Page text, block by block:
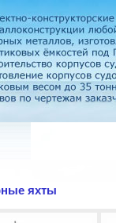
яхты